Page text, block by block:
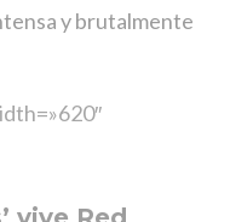
y brutalmente